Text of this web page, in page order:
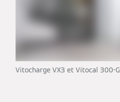
Vitocharge VX3 et Vitocal 300-G